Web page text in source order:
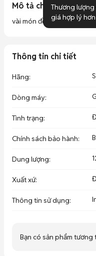
Mô tả chi tiết
vài món đồ dư không
Thông tin chi tiết
Hãng:
Dòng máy:
Tình trạng:
Chính sách bảo hành:
Dung lượng:
Xuất xứ:
Thông tin sử dụng:
Bạn có sản phẩm tương
Thương
giá hợp lý hơn